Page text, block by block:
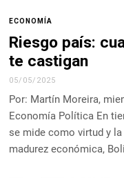
ECONOMÍA
Riesgo país:
te castigan
05/05/2025
Por: Martín Moreira,
Economía Política En
se mide como virtud y
madurez económica,